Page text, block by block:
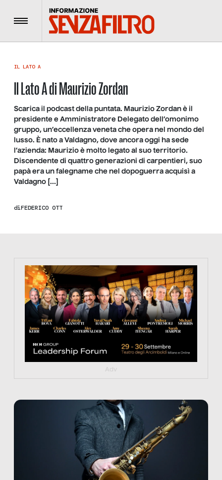
Menu
IL LATO A
Il Lato A di Maurizio Zordan
Scarica il podcast della puntata. Maurizio Zordan è il
presidente e Amministratore Delegato dell’omonimo
gruppo, un’eccellenza veneta che opera nel mondo del
lusso. È nato a Valdagno, dove ancora oggi ha sede
l’azienda: Maurizio è molto legato al suo territorio.
Discendente di quattro generazioni di carpentieri, suo
papà era un falegname che nel dopoguerra acquisì a
Valdagno […]
diFEDERICO OTT
https://tinyurl.com/363fvfm9
Adv